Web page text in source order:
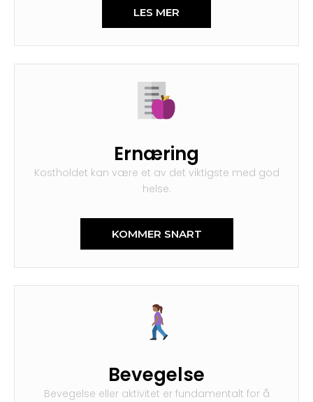
LES MER
Ernæring
Kostholdet kan være et av det viktigste med god
helse.
KOMMER SNART
Bevegelse
Bevegelse eller aktivitet er fundamentalt for å